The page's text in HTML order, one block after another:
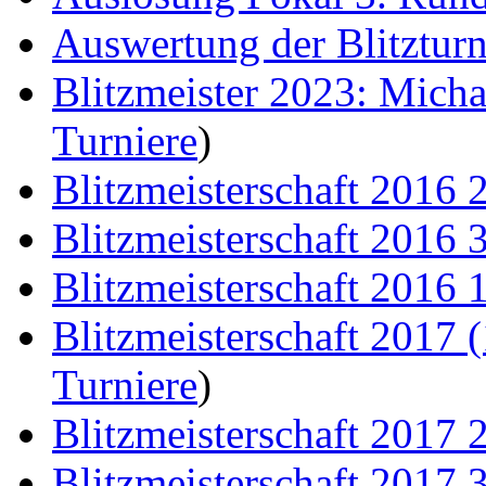
Auswertung der
Blitzmeister 2023:
Turniere)
Blitzmeisterschaft 2016
Blitzmeisterschaft 2016
Blitzmeisterschaft 2016
Blitzmeisterschaft 2017
Turniere)
Blitzmeisterschaft 2017